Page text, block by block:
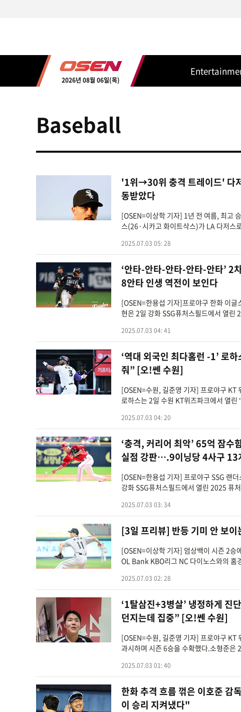
2026년 08월 06일(목)
Baseball
'1위→30위 충격 트레이드' 다
동받았다
[OSEN=이상학 기자] 1년 전 여름, 최고
스(26·시카고 화이트삭스)가 LA 다저스
2025.07.03 05: 28
‘안타-안타-안타-안타-안타’
8안타 인생 역전이 보인다
[OSEN=한용섭 기자]프로야구 한화 이
현은 2일 강화 SSG퓨처스필드에서 열린
2025.07.03 04: 41
‘역대 외국인 최다홈런 -1’ 로
줘” [오!쎈 수원]
[OSEN=수원, 길준영 기자] 프로야구 KT
로하스는 2일 수원 KT위즈파크에서 열
2025.07.03 04: 20
‘충격, 커리어 최악’ 65억 잠
실점 강판….9이닝당 4사구 13
[OSEN=한용섭 기자] 프로야구 SSG 랜
강화 SSG퓨처스필드에서 열린 2025 퓨
2025.07.03 03: 34
[3일 프리뷰] 반등 기미 안 보
[OSEN=이상학 기자] 엄상백이 시즌 2승
OL Bank KBO리그 NC 다이노스와의 홈
2025.07.03 02: 28
‘1탈삼진+3병살’ 냉정하게 진
던지는데 집중” [오!쎈 수원]
[OSEN=수원, 길준영 기자] 프로야구 KT
과시하며 시즌 6승을 수확했다.소형준
2025.07.03 01: 40
한화 추격 흐름 꺾은 이호준
이 승리 지켜냈다"